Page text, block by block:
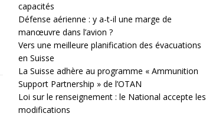
capacités
Défense aérienne : y a-t-il une marge de
manœuvre dans l’avion ?
Vers une meilleure planification des évacuations
en Suisse
La Suisse adhère au programme « Ammunition
Support Partnership » de l’OTAN
Loi sur le renseignement : le National accepte les
modifications